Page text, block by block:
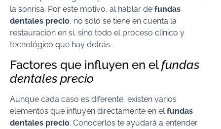
la sonrisa. Por este motivo, al hablar de fundas
dentales precio, no solo se tiene en cuenta la
restauración en sí, sino todo el proceso clínico y
tecnológico que hay detrás.
Factores que influyen en el fundas
dentales precio
Aunque cada caso es diferente, existen varios
elementos que influyen directamente en el fundas
dentales precio. Conocerlos te ayudará a entender